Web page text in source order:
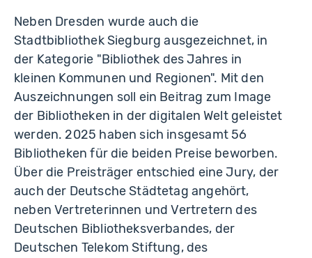
Neben Dresden wurde auch die
Stadtbibliothek Siegburg ausgezeichnet, in
der Kategorie "Bibliothek des Jahres in
kleinen Kommunen und Regionen". Mit den
Auszeichnungen soll ein Beitrag zum Image
der Bibliotheken in der digitalen Welt geleistet
werden. 2025 haben sich insgesamt 56
Bibliotheken für die beiden Preise beworben.
Über die Preisträger entschied eine Jury, der
auch der Deutsche Städtetag angehört,
neben Vertreterinnen und Vertretern des
Deutschen Bibliotheksverbandes, der
Deutschen Telekom Stiftung, des